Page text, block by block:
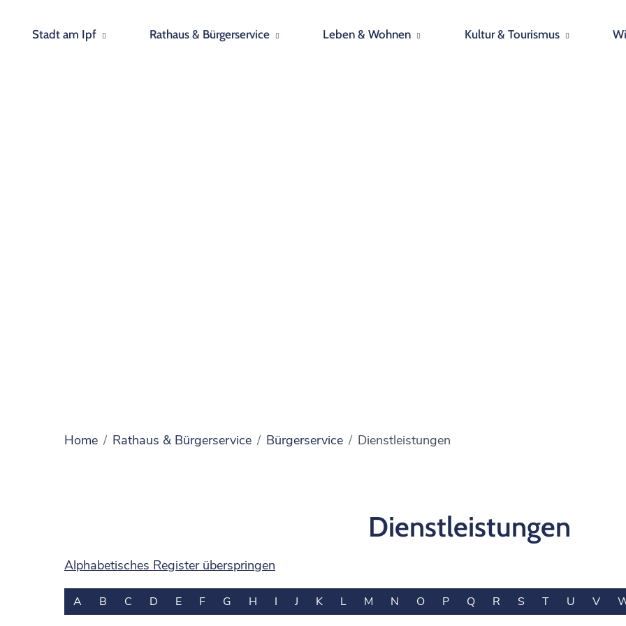
Stadt am Ipf Rathaus & Bürgerservice Leben & Wohnen Kultur & Tourismus
Home Rathaus & Bürgerservice Bürgerservice Dienstleistungen
Dienstleistungen
Alphabetisches Register überspringen
A B C D E F G H I J K L M N O P Q R S T U V